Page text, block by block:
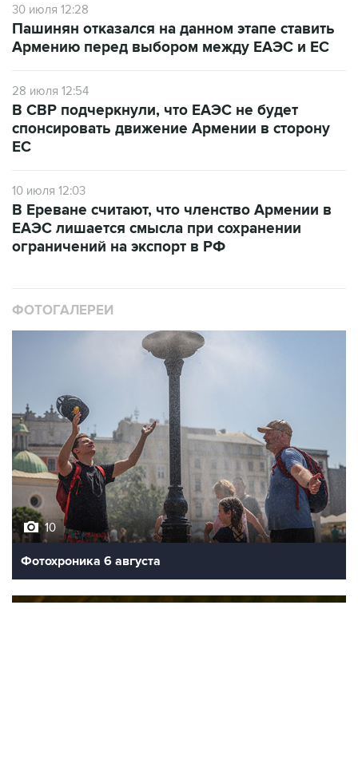
30 июля 12:28
Пашинян отказался на данном этапе ставить
Армению перед выбором между ЕАЭС и ЕС
28 июля 12:54
В СВР подчеркнули, что ЕАЭС не будет
спонсировать движение Армении в сторону
ЕС
10 июля 12:03
В Ереване считают, что членство Армении в
ЕАЭС лишается смысла при сохранении
ограничений на экспорт в РФ
ФОТОГАЛЕРЕИ
10
Фотохроника 6 августа